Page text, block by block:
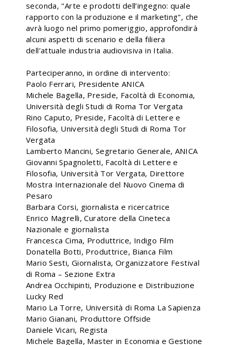
seconda, "Arte e prodotti dell’ingegno: quale
rapporto con la produzione e il marketing", che
avrà luogo nel primo pomeriggio, approfondirà
alcuni aspetti di scenario e della filiera
dell’attuale industria audiovisiva in Italia.
Parteciperanno, in ordine di intervento:
Paolo Ferrari, Presidente ANICA
Michele Bagella, Preside, Facoltà di Economia,
Università degli Studi di Roma Tor Vergata
Rino Caputo, Preside, Facoltà di Lettere e
Filosofia, Università degli Studi di Roma Tor
Vergata
Lamberto Mancini, Segretario Generale, ANICA
Giovanni Spagnoletti, Facoltà di Lettere e
Filosofia, Università Tor Vergata, Direttore
Mostra Internazionale del Nuovo Cinema di
Pesaro
Barbara Corsi, giornalista e ricercatrice
Enrico Magrelli, Curatore della Cineteca
Nazionale e giornalista
Francesca Cima, Produttrice, Indigo Film
Donatella Botti, Produttrice, Bianca Film
Mario Sesti, Giornalista, Organizzatore Festival
di Roma – Sezione Extra
Andrea Occhipinti, Produzione e Distribuzione
Lucky Red
Mario La Torre, Università di Roma La Sapienza
Mario Gianani, Produttore Offside
Daniele Vicari, Regista
Michele Bagella, Master in Economia e Gestione